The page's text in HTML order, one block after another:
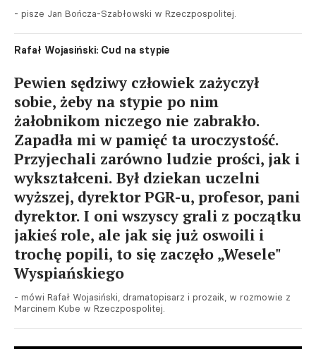
- pisze Jan Bończa-Szabłowski w Rzeczpospolitej.
Rafał Wojasiński: Cud na stypie
Pewien sędziwy człowiek zażyczył
sobie, żeby na stypie po nim
żałobnikom niczego nie zabrakło.
Zapadła mi w pamięć ta uroczystość.
Przyjechali zarówno ludzie prości, jak i
wykształceni. Był dziekan uczelni
wyższej, dyrektor PGR-u, profesor, pani
dyrektor. I oni wszyscy grali z początku
jakieś role, ale jak się już oswoili i
trochę popili, to się zaczęło „Wesele"
Wyspiańskiego
- mówi Rafał Wojasiński, dramatopisarz i prozaik, w rozmowie z
Marcinem Kube w Rzeczpospolitej.